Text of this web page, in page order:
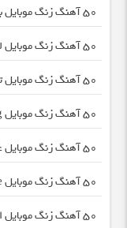
50 آهنگ زنگ موبایل باحال
50 آهنگ زنگ موبایل لاکچری
50 آهنگ زنگ موبایل ترکی
50 آهنگ زنگ موبایل samsung
50 آهنگ زنگ موبایل عاشورا
50 آهنگ زنگ موبایل iPhone
50 آهنگ زنگ موبایل اس ام اس باکلاس